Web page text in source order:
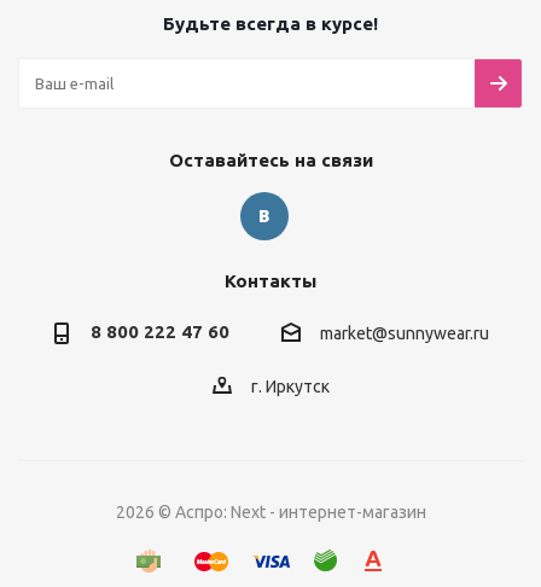
Будьте всегда в курсе!
Оставайтесь на связи
Контакты
8 800 222 47 60 market@sunnywear.ru
г. Иркутск
2026 © Аспро: Next - интернет-магазин